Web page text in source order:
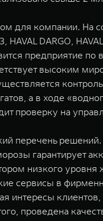
для компании. На
DARGO,
предприятие
высоким
а в ходе
проверку на
перечень
гарантирует
низкого
сервисы в
интересы
проведена